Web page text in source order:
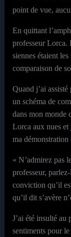
point de vue,
En quittant
professeur Lorca.
siennes étaient
comparaison de
Quand j’ai
un schéma de
dans mon monde
Lorca aux nues et
ma démonstration
« N’admirez pas
professeur,
conviction qu’il
qu’il dit s’avère
J’ai été insulté au
sentiments pour